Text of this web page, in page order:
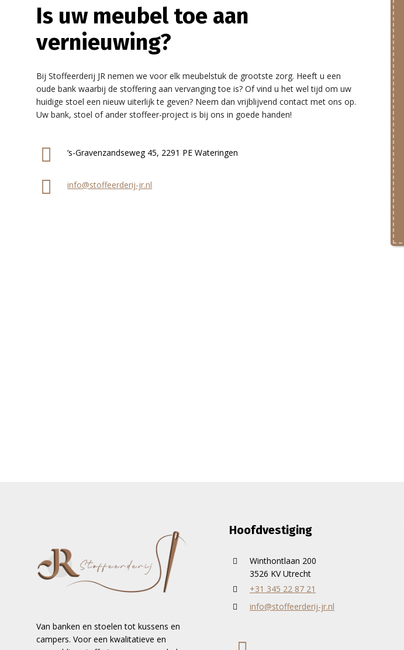
Is uw meubel toe aan
vernieuwing?
Bij Stoffeerderij JR nemen we voor elk meubelstuk de grootste zorg. Heeft u een
oude bank waarbij de stoffering aan vervanging toe is? Of vind u het wel tijd om uw
huidige stoel een nieuw uiterlijk te geven? Neem dan vrijblijvend contact met ons op.
Uw bank, stoel of ander stoffeer-project is bij ons in goede handen!
‘s-Gravenzandseweg 45, 2291 PE Wateringen
info@stoffeerderij-jr.nl
Van banken en stoelen tot kussens en
campers. Voor een kwalitatieve en
Hoofdvestiging
Winthontlaan 200
3526 KV Utrecht
+31 345 22 87 21
info@stoffeerderij-jr.nl